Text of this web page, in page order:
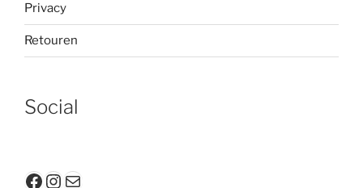
Privacy
Retouren
Social
Facebook
Instagram
E-mail